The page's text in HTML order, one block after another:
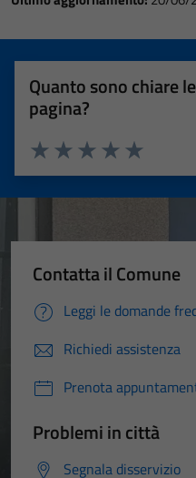
Quanto sono chiare
pagina?
Valuta 5
Valuta 4 stelle
Valuta 3 stelle su 5
Valuta 2 stelle su 5
Valuta 1 stelle su 5
Contatta il Comune
Leggi le domande
Richiedi assistenza
Prenota
Problemi in città
Segnala disservizio